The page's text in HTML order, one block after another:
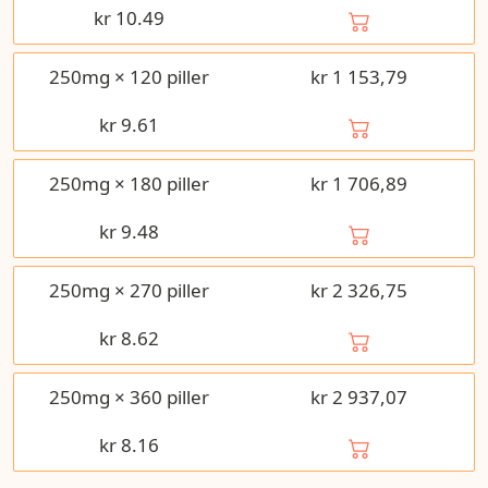
kr 10.49
250mg × 120 piller
kr 1 153,79
kr9.61
250mg × 180 piller
kr 1 706,89
kr9.48
250mg × 270 piller
kr 2 326,75
kr8.62
250mg × 360 piller
kr 2 937,07
kr8.16